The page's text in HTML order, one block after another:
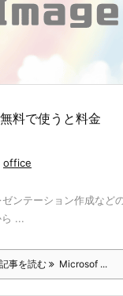
料で使うと料金
office
ンテーション作成など
...
記事を読む Microsof ...